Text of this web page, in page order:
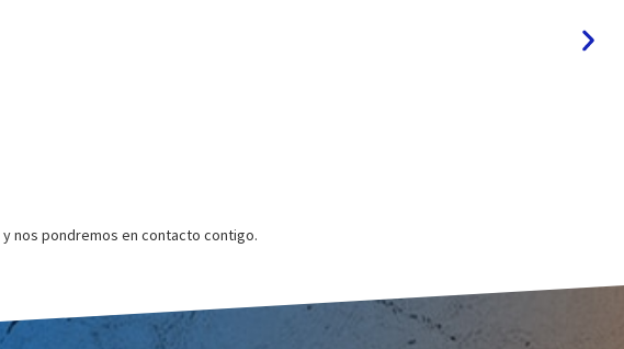
y nos pondremos en contacto contigo.